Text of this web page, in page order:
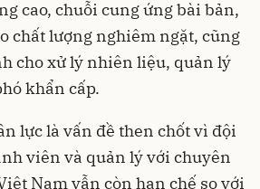
cao, chuỗi cung ứng bài bản,
chất lượng nghiêm ngặt, cũng
cho xử lý nhiên liệu, quản lý
khẩn cấp.
lực là vấn đề then chốt vì đội
viên và quản lý với chuyên
Nam vẫn còn hạn chế so với